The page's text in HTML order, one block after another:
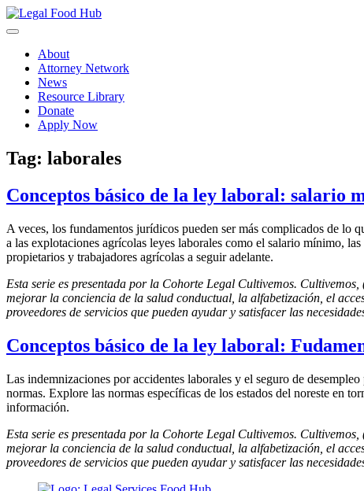
Skip
to
About
Attorney Network
News
Resource Library
Donate
Apply Now
Tag: laborales
Conceptos básico de la ley laboral: salario
A veces, los fundamentos jurídicos pueden ser más complicados de lo
a las explotaciones agrícolas leyes laborales como el salario mínimo,
propietarios y trabajadores agrícolas a seguir adelante.
Esta serie es presentada por la Cohorte Legal Cultivemos.
mejorar la conciencia de la salud conductual, la alfabetización, el
proveedores de servicios que pueden ayudar y satisfacer las
Conceptos básico de la ley laboral:
Las indemnizaciones por accidentes laborales y el seguro de
normas. Explore las normas específicas de los estados del noreste en
información.
Esta serie es presentada por la Cohorte Legal Cultivemos.
mejorar la conciencia de la salud conductual, la alfabetización, el
proveedores de servicios que pueden ayudar y satisfacer las